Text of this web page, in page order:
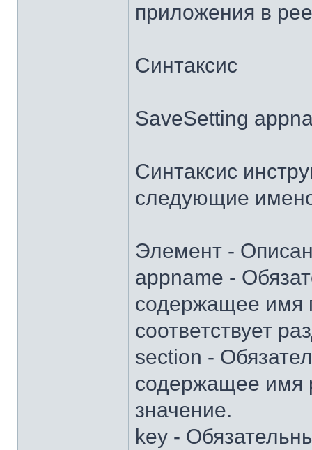
приложения в
Синтаксис
SaveSetting
Синтаксис
следующие
Элемент -
appname -
содержащее имя
соответствует
section -
содержащее имя
значение.
key -